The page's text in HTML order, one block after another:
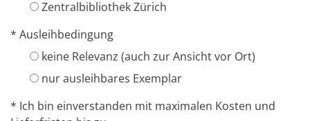
Zentralbibliothek Zürich
* Ausleihbedingung
keine Relevanz (auch zur Ansicht vor Ort)
nur ausleihbares Exemplar
* Ich bin einverstanden mit maximalen Kosten und